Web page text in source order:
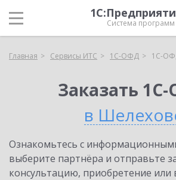
Система программ
Главная Сервисы ИТС 1С-ОФД 1С-
Заказать
в
Ознакомьтесь с
выберите партнёра и отправьте
консультацию, приобретение или